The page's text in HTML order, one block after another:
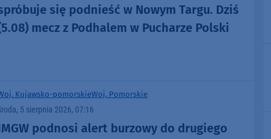
się podnieść w Nowym Targu. Dziś
mecz z Podhalem w Pucharze Polski
Kujawsko-pomorskieWoj. Pomorskie
5 sierpnia 2026, 07:16
podnosi alert burzowy do drugiego